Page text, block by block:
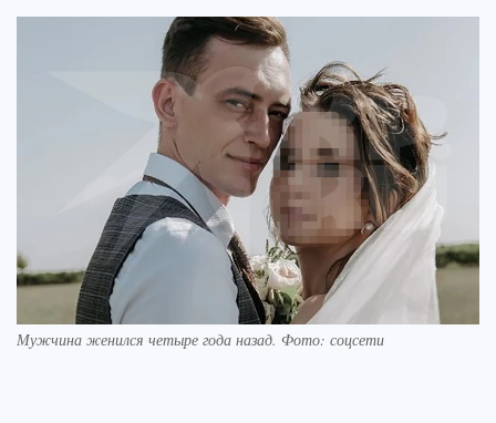
Мужчина женился четыре года назад. Фото: соцсети